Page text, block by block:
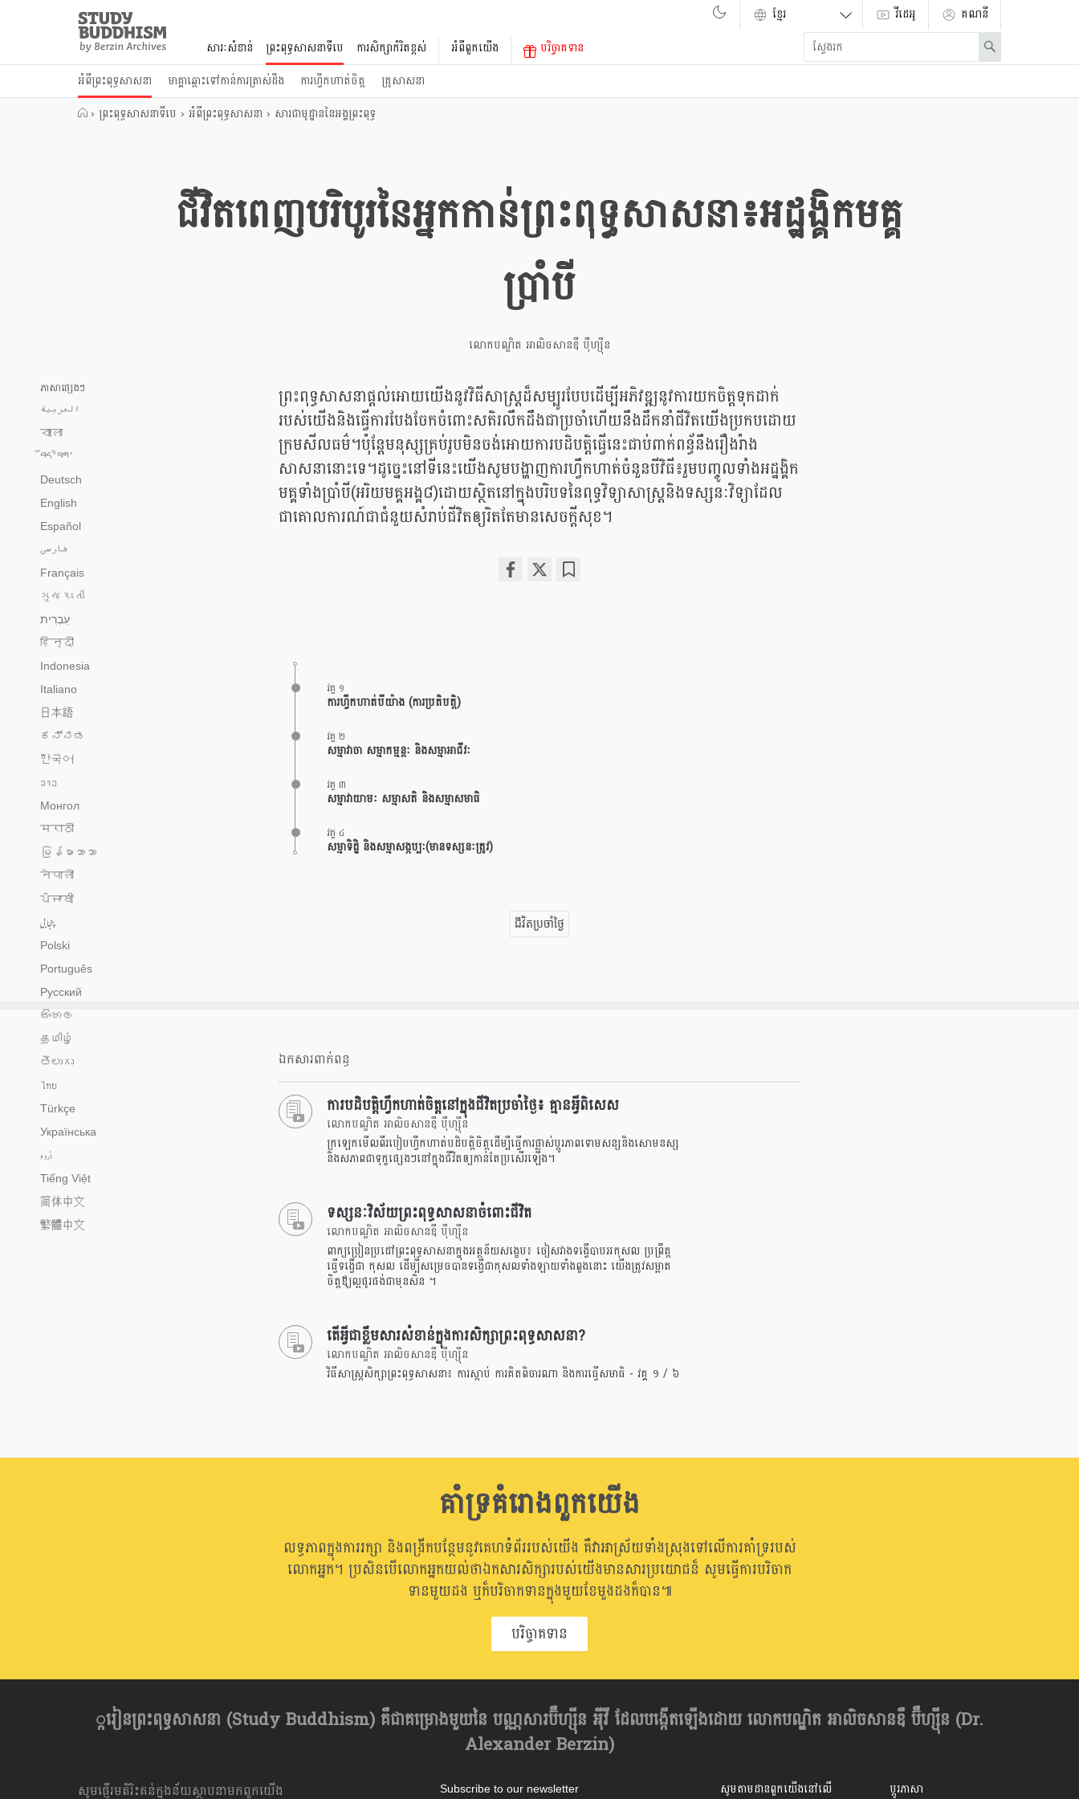
Study
Buddhism
Home
សារៈសំខាន់
ព្រះពុទ្ធសាសនាទីបេ
អំពីព្រះពុទ្ធសាសនា
មាគ្គាឆ្ពោះទៅកាន់ការត្រាស់ដឹង ការហ្វឹកហាត់ចិត្ត គ្រូសាសនា
ការសិក្សាកំរិតខ្ពស់ អំពីពួកយើង បរិច្ចាគទាន
វីដេអូ
គណនី
Enter
search
term
Search
› ព្រះពុទ្ធសាសនាទីបេ › អំពីព្រះពុទ្ធសាសនា › សារជាមូដ្ឋាននៃអង្គព្រះពុទ្ធ
ជីវិតពេញបរិបូរនៃអ្នកកាន់ព្រះពុទ្ធសាសនា៖អដ្ឋង្គិកមគ្គ
ប្រាំបី
លោកបណ្ឌិត អាលិចសានឌឺ បុឺហ្សុីន
ភាសាផ្សេងៗ
العربية
বাংলা
བོད་ཡིག་
Deutsch
English
Español
فارسی
Français
ગુજરાતી
हिन्दी
Indonesia
Italiano
日本語
ಕನ್ನಡ
한국어
ລາວ
Монгол
मराठी
မြန်မာဘာသာ
नेपाली
ਪੰਜਾਬੀ
پنجابی
Polski
Português
Русский
සිංහල
தமிழ்
తెలుగు
ไทย
Türkçe
Українська
اُردو
Tiếng Việt
简体中文
繁體中文
ព្រះពុទ្ធសាសនាផ្តល់អោយយើងនូវវិធីសាស្រ្តដ៏សម្បូរបែបដើម្បីអភិវឌ្ឍនូវការយកចិត្តទុកដាក់
របស់យើងនិងធ្វើការបែងចែកចំពោះសតិរលឹកដឹងជាប្រចាំហើយនឹងដឹកនាំជីវិតយើងប្រកបដោយ
ក្រមសីលធម៌។ប៉ុន្តែមនុស្សគ្រប់រូបមិនចង់អោយការបដិបត្តិធ្វើនេះជាប់ពាក់ពន្ធ័នឹងរឿងរ៉ាង
សាសនានោះទេ។ដូច្នេះនៅទីនេះយើងសូមបង្ហាញការហ្វឹកហាត់ចំនួនបីវិធី៖រួមបញ្ចូលទាំងអដ្ឋង្គិក
មគ្គទាំងប្រាំបី(អរិយមគ្គអង្គ៨)ដោយស្ថិតនៅក្នុងបរិបទនៃពុទ្ធវិទ្យាសាស្រ្តនិងទស្សនៈវិទ្យាដែល
ជាគោលការណ៍ជាជំនួយសំរាប់ជីវិតឲ្យរិតតែមានសេចក្តីសុខ។
វគ្គ ១
ការហ្វឹកហាត់បីយ៉ាង (ការប្រតិបត្តិ)
វគ្គ ២
សម្មាវាចា សម្មាកម្មន្តៈ និងសម្មាអាជីវៈ
វគ្គ ៣
សម្មាវាយាមៈ សម្មាសតិ និងសម្មាសមាធិ
វគ្គ ៤
សម្មាទិដ្ឋិ និងសម្មាសង្កប្បៈ(មានទស្សនៈត្រូវ)
ជីវិតប្រចាំថ្ងៃ
ឯកសារពាក់ពន្ធ
ការបដិបត្តិហ្វឹកហាត់ចិត្តនៅក្នុងជីវិតប្រចាំថ្ងៃ៖ គ្មានអ្វីពិសេស
លោកបណ្ឌិត អាលិចសានឌឺ បុឺហ្សុីន
ក្រឡេកមើលពីរបៀបហ្វឹកហាត់បដិបត្តិចិត្តដើម្បីធ្វើការផ្លាស់ប្តូរភាពទោមសន្សនិងសោមនស្ស
និងសភាពជាទុក្ខផ្សេងៗនៅក្នុងជីវិតឲ្យកាន់តែប្រសើរឡើង។
ទស្សនៈវិស័យព្រះពុទ្ធសាសនាចំពោះជីវិត
លោកបណ្ឌិត អាលិចសានឌឺ បុឺហ្សុីន
ពាក្យប្រៀនប្រដៅព្រះពុទ្ធសាសនាក្នុងអត្ថន័យសង្ខេប៖ ចៀសវាងទង្វើបាបអកុសល ប្រព្រឹត្ត
ធ្វើទង្វើជា កុសល ដើម្បីសម្រេចបានទង្វើជាកុសលទាំងឡាយទាំងពួងនោះ យើងត្រូវសម្អាត
ចិត្តឪ្យល្អផូរផង់ជាមុនសិន ។
តើអ្វីជាខ្លឹមសារសំខាន់ក្នុងការសិក្សាព្រះពុទ្ធសាសនា?
លោកបណ្ឌិត អាលិចសានឌឺ បុឺហ្សុីន
វិធីសាស្រ្តសិក្សាព្រះពុទ្ធសាសនា៖ ការស្តាប់ ការគិតពិចារណា និងការធ្វើសមាធិ - វគ្គ ១ / ៦
គាំទ្រគំរោងពួកយើង
លទ្ធភាពក្នុងការរក្សា និងពង្រីកបន្ថែមនូវគេហទំព័ររបស់យើង គឺវាអាស្រ័យទាំងស្រុងទៅលើការគាំទ្ររបស់
លោកអ្នក។ ប្រសិនបើលោកអ្នកយល់ថាឯកសារសិក្សារបស់យើងមានសារប្រយោជន៏ សូមធ្វើការបរិចាក
ទានមួយដង ឬក៏បរិចាកទានក្នុងមួយខែមួងដងក៏បាន៕
បរិច្ចាគទាន
្ករៀនព្រះពុទ្ធសាសនា​ (Study Buddhism) គឺជាគម្រោងមួយនៃ បណ្ណសារប៊ឺហ្សុីន អុីវី ដែលបង្កើតឡើងដោយ លោកបណ្ឌិត អាលិចសានឌឺ ប៊ឺហ្សុីន (Dr.
Alexander Berzin)
សូមផ្ញើរមតិរិះគន់ក្នុងន័យស្ថាបនាមកពួកយើង ប្តូរភាសា
សូមតាមដានពួកយើងនៅលើ
Subscribe to our newsletter